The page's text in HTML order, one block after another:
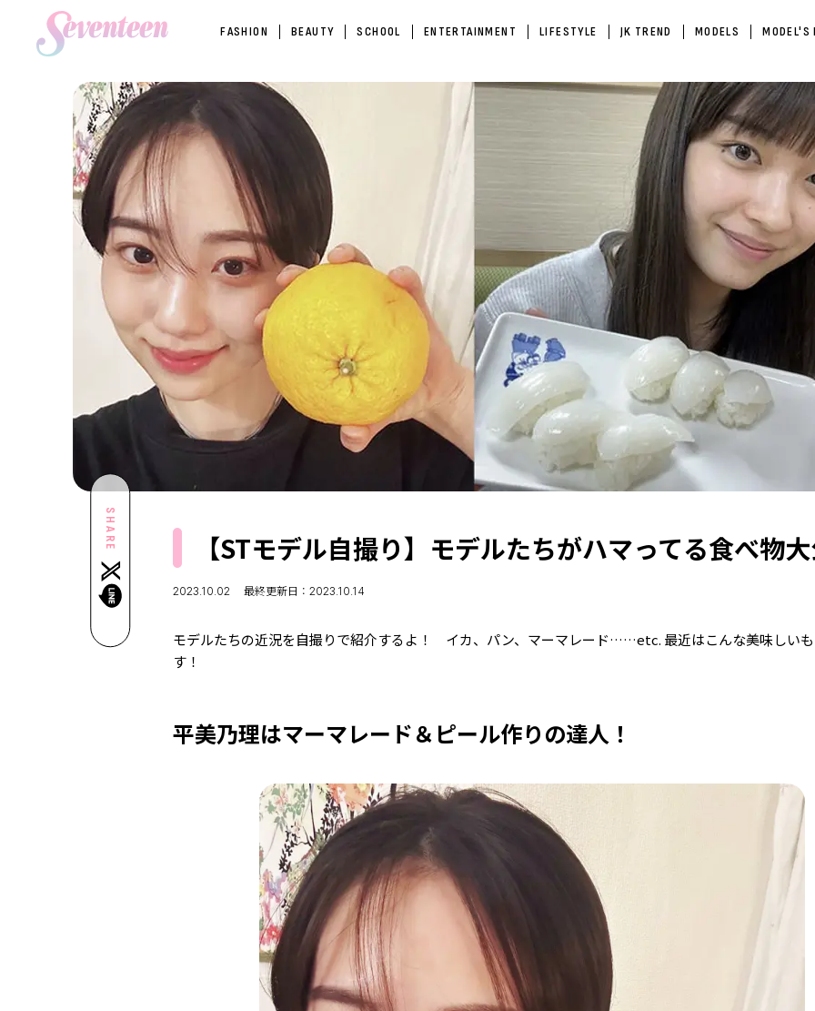
FASHION BEAUTY SCHOOL ENTERTAINMENT LIFESTYLE JK TREND MODELS MODEL'S
SHARE 【STモデル自撮り】モデルたちがハマってる食べ物大
2023.10.02 最終更新日：2023.10.14
モデルたちの近況を自撮りで紹介するよ！ イカ、パン、マーマレード……etc. 最近はこんな美味しいも
す！
平美乃理はマーマレード＆ピール作りの達人！